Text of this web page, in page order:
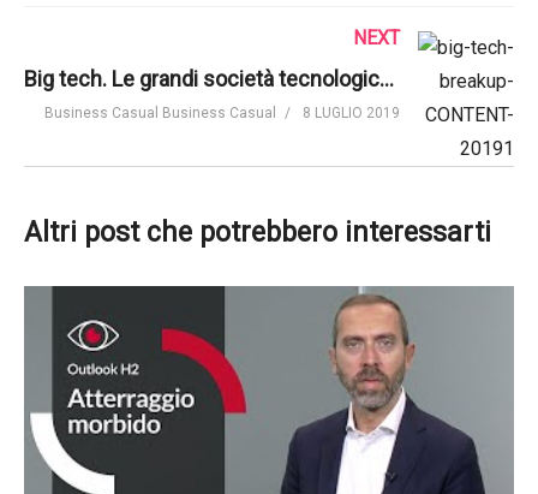
NEXT
Big tech. Le grandi società tecnologiche non saranno divise. Ecco perché | Business Casual
Business Casual Business Casual 8 LUGLIO 2019
Altri post che potrebbero interessarti